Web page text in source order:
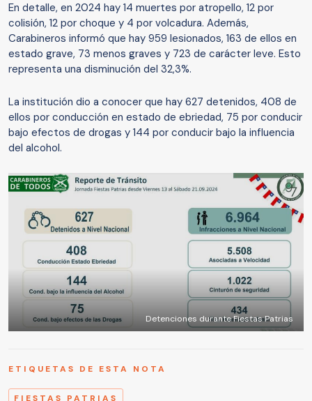
En detalle, en 2024 hay 14 muertes por atropello, 12 por
colisión, 12 por choque y 4 por volcadura. Además,
Carabineros informó que hay 959 lesionados, 163 de ellos en
estado grave, 73 menos graves y 723 de carácter leve. Esto
representa una disminución del 32,3%.
La institución dio a conocer que hay 627 detenidos, 408 de
ellos por conducción en estado de ebriedad, 75 por conducir
bajo efectos de drogas y 144 por conducir bajo la influencia
del alcohol.
Detenciones durante Fiestas Patrias
ETIQUETAS DE ESTA NOTA
FIESTAS PATRIAS